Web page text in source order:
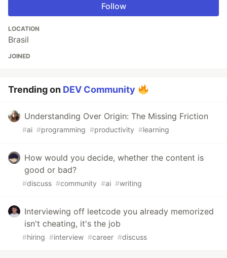
Follow
LOCATION
Brasil
JOINED
Trending on DEV Community
Understanding Over Origin: The Missing Friction
#ai #programming #productivity #learning
How would you decide, whether the content is
good or bad?
#discuss #community #ai #writing
Interviewing off leetcode you already memorized
isn't cheating, it's the job
#hiring #interview #career #discuss